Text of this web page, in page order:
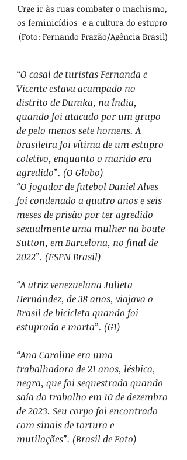
Urge ir às ruas combater o machismo,
os feminicídios  e a cultura do estupro
(Foto: Fernando Frazão/Agência Brasil)
“O casal de turistas Fernanda e
Vicente estava acampado no
distrito de Dumka, na Índia,
quando foi atacado por um grupo
de pelo menos sete homens. A
brasileira foi vítima de um estupro
coletivo, enquanto o marido era
agredido”. (O Globo)
“O jogador de futebol Daniel Alves
foi condenado a quatro anos e seis
meses de prisão por ter agredido
sexualmente uma mulher na boate
Sutton, em Barcelona, no final de
2022”. (ESPN Brasil)
“A atriz venezuelana Julieta
Hernández, de 38 anos, viajava o
Brasil de bicicleta quando foi
estuprada e morta”. (G1)
“Ana Caroline era uma
trabalhadora de 21 anos, lésbica,
negra, que foi sequestrada quando
saía do trabalho em 10 de dezembro
de 2023. Seu corpo foi encontrado
com sinais de tortura e
mutilações”. (Brasil de Fato)